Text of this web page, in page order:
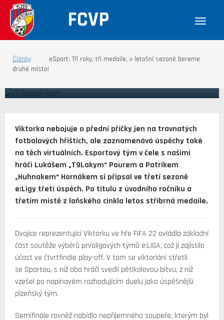
FCVP
Články
eSport: Tři roky, tři medaile, v letošní sezoně bereme
druhé místo!
28.03.2022 ESPORT
ESPORT: TŘI ROKY, TŘI MEDAILE, V
Viktorka nebojuje o přední příčky jen na travnatých
fotbalových hřištích, ale zaznamenává úspěchy také
na těch virtuálních. Esportový tým v čele s našimi
hráči Lukášem „T9Lakym“ Pourem a Patrikem
„Huhnakem“ Hornákem si připsal ve třetí sezoně
e:Ligy třetí úspěch. Po titulu z úvodního ročníku a
třetím místě z loňského cinkla letos stříbrná medaile.
Dvojice reprezentující Viktorku ve hře FIFA 22 ovládla základní
část soutěže výběrů prvoligových týmů e:LIGA, což jí zajistilo
účast ve čtvrtfinále play-off. V tom se viktoriáni střetli
se Spartou, s níž oba hráči svedli pětikolovou bitvu, z níž
vzešel po napínavém rozhodujícím duelu jako úspěšnější
plzeňský tým.
Semifinále rovněž nabídlo nepříjemného soupeře, kterým byl